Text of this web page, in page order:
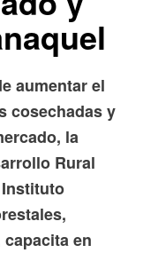
aumentar el
cosechadas y
la
Rural
en